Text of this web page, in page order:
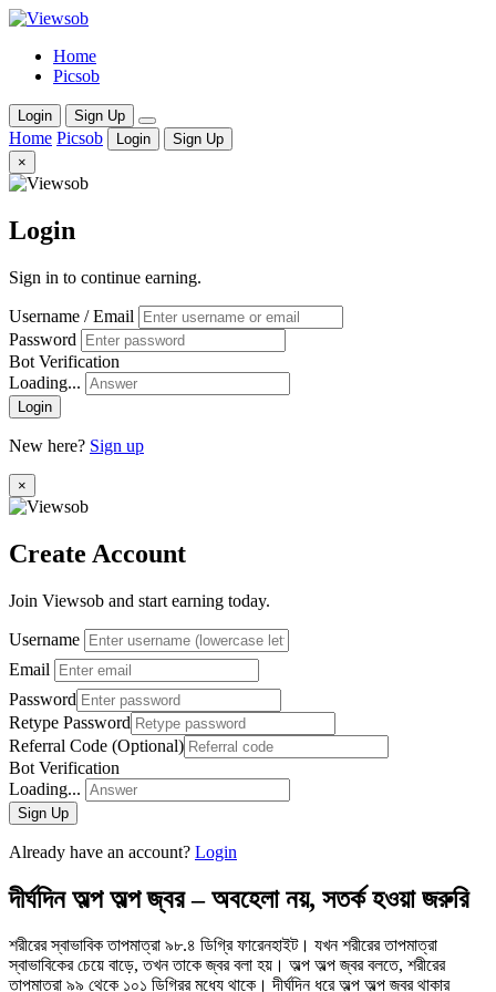
Home
Picsob
Login Sign Up
Home Picsob Login
Sign Up
×
Login
Sign in to continue earning.
Username / Email
Password
Bot Verification
Loading...
Login
New here? Sign up
×
Create Account
Join Viewsob and start earning today.
Username
Email
Password
Retype Password
Referral Code (Optional)
Bot Verification
Loading...
Sign Up
Already have an account? Login
দীর্ঘদিন অল্প অল্প জ্বর – অবহেলা নয়, সতর্ক হওয়া জরুরি
শরীরের স্বাভাবিক তাপমাত্রা ৯৮.৪ ডিগ্রি ফারেনহাইট। যখন শরীরের তাপমাত্রা
স্বাভাবিকের চেয়ে বাড়ে, তখন তাকে জ্বর বলা হয়। অল্প অল্প জ্বর বলতে, শরীরের
তাপমাত্রা ৯৯ থেকে ১০১ ডিগ্রির মধ্যে থাকে। দীর্ঘদিন ধরে অল্প অল্প জ্বর থাকার